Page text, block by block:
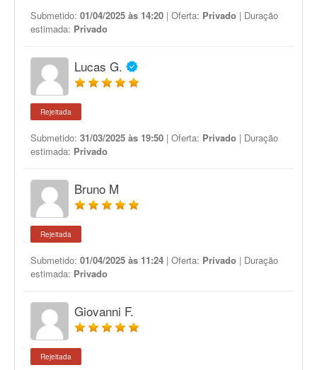
Submetido: 01/04/2025 às 14:20 | Oferta: Privado | Duração
estimada: Privado
Lucas G.
Rejeitada
Submetido: 31/03/2025 às 19:50 | Oferta: Privado | Duração
estimada: Privado
Bruno M
Rejeitada
Submetido: 01/04/2025 às 11:24 | Oferta: Privado | Duração
estimada: Privado
Giovanni F.
Rejeitada